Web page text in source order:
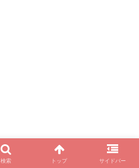
検索 トップ サイドバー